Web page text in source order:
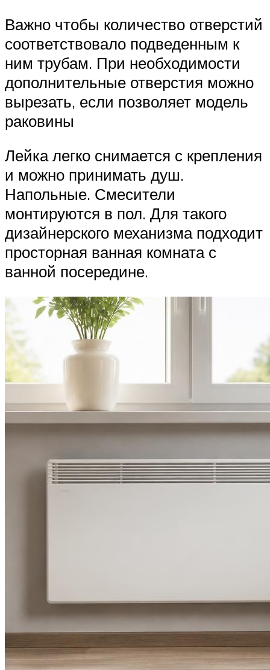
Важно чтобы количество отверстий
соответствовало подведенным к
ним трубам. При необходимости
дополнительные отверстия можно
вырезать, если позволяет модель
раковины
Лейка легко снимается с крепления
и можно принимать душ.
Напольные. Смесители
монтируются в пол. Для такого
дизайнерского механизма подходит
просторная ванная комната с
ванной посередине.